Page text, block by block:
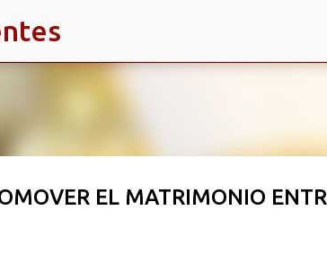
EL MATRIMONIO